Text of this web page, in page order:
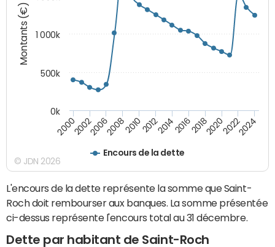
Montants (€)
Encours de la dette
200020022006200820102012201420162018202020222024
0k
500k
1 000k
© JDN 2026
L'encours de la dette représente la somme que Saint-
Roch doit rembourser aux banques. La somme présentée
ci-dessus représente l'encours total au 31 décembre.
Dette par habitant de Saint-Roch